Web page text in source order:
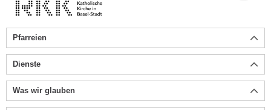
, Allmendhaus
« 1 2 3 4 5 6 »
Pfarreien
Dienste
Was wir glauben